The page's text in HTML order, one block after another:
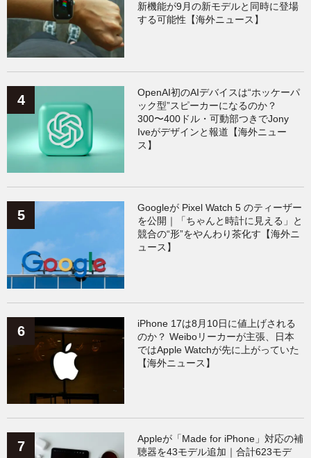
新機能が9月の新モデルと同時に登場
する可能性【海外ニュース】
OpenAI初のAIデバイスは“ホッケーパ
ック型”スピーカーになるのか？
300〜400ドル・可動部つきでJony
Iveがデザインと報道【海外ニュー
ス】
Googleが Pixel Watch 5 のティーザー
を公開｜「ちゃんと時計に見える」と
競合の“形”をやんわり茶化す【海外ニ
ュース】
iPhone 17は8月10日に値上げされる
のか？ Weiboリーカーが主張、日本
ではApple Watchが先に上がっていた
【海外ニュース】
Appleが「Made for iPhone」対応の補
聴器を43モデル追加｜合計623モデ